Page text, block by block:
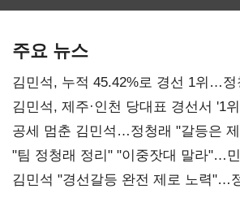
주요 뉴스
김민석, 누적 45.42%로 경선 1위…
0.86%p(2보)
김민석, 제주·인천 당대표 경선서 '1
공세 멈춘 김민석…정청래 "갈등은
"팀 정청래 정리" "이중잣대 말라"…
다툼 격화
김민석 "경선갈등 완전 제로 노력"…